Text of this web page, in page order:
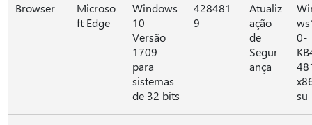
Browser
Microso
ft Edge
Windows
10
Versão
1709
para
sistemas
de 32 bits
428481
9
Atualiz
ação
de
Segur
ança
0-
su